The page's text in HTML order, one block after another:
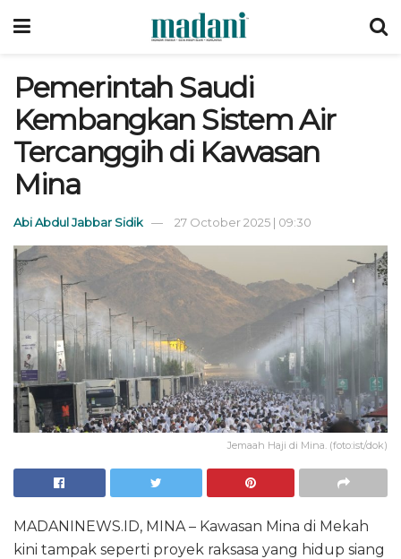
Pemerintah Saudi
Kembangkan Sistem Air
Tercanggih di Kawasan
Mina
Abi Abdul Jabbar Sidik 27 October 2025 | 09:30
Jemaah Haji di Mina. (foto:ist/dok)
MADANINEWS.ID, MINA – Kawasan Mina di Mekah
kini tampak seperti proyek raksasa yang hidup siang